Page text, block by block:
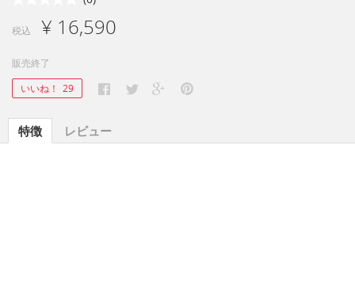
税込 ¥ 16,590
販売終了
いいね！ 29
特徴 レビュー